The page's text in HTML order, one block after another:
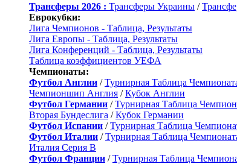
Трансферы 2026 : Трансферы Украины /
Еврокубки:
Лига Чемпионов - Таблица, Результаты
Лига Европы - Таблица, Результаты
Лига Конференций - Таблица, Результаты
Таблица коэффициентов УЕФА
Чемпионаты:
Футбол Англии /Турнирная Таблица
Чемпионшип Англия /Кубок Англии
Футбол Германии /Турнирная Таблица
Вторая Бундеслига /Кубок Германии
Футбол Испании /Турнирная Таблица
Футбол Италии /Турнирная Таблица
Италия Серия B
Футбол Франции /Турнирная Таблица